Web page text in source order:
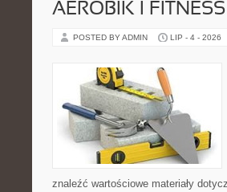
AEROBIK I
POSTED BY ADMIN LIP - 4 - 2026
znaleźć wartościowe materiały